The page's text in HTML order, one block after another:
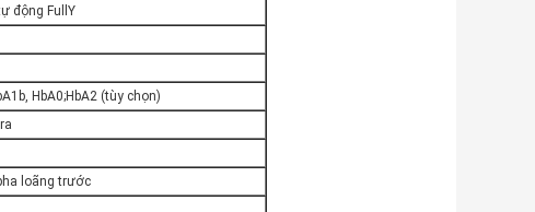
động FullY
HbA0;HbA2 (tùy chọn)
loãng trước